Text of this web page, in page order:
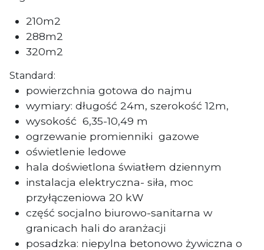
210m2
288m2
320m2
Standard:
powierzchnia gotowa do najmu
wymiary: długość 24m, szerokość 12m,
wysokość 6,35-10,49 m
ogrzewanie promienniki gazowe
oświetlenie ledowe
hala doświetlona światłem dziennym
instalacja elektryczna- siła, moc
przyłączeniowa 20 kW
część socjalno biurowo-sanitarna w
granicach hali do aranżacji
posadzka: niepylna betonowo żywiczna o